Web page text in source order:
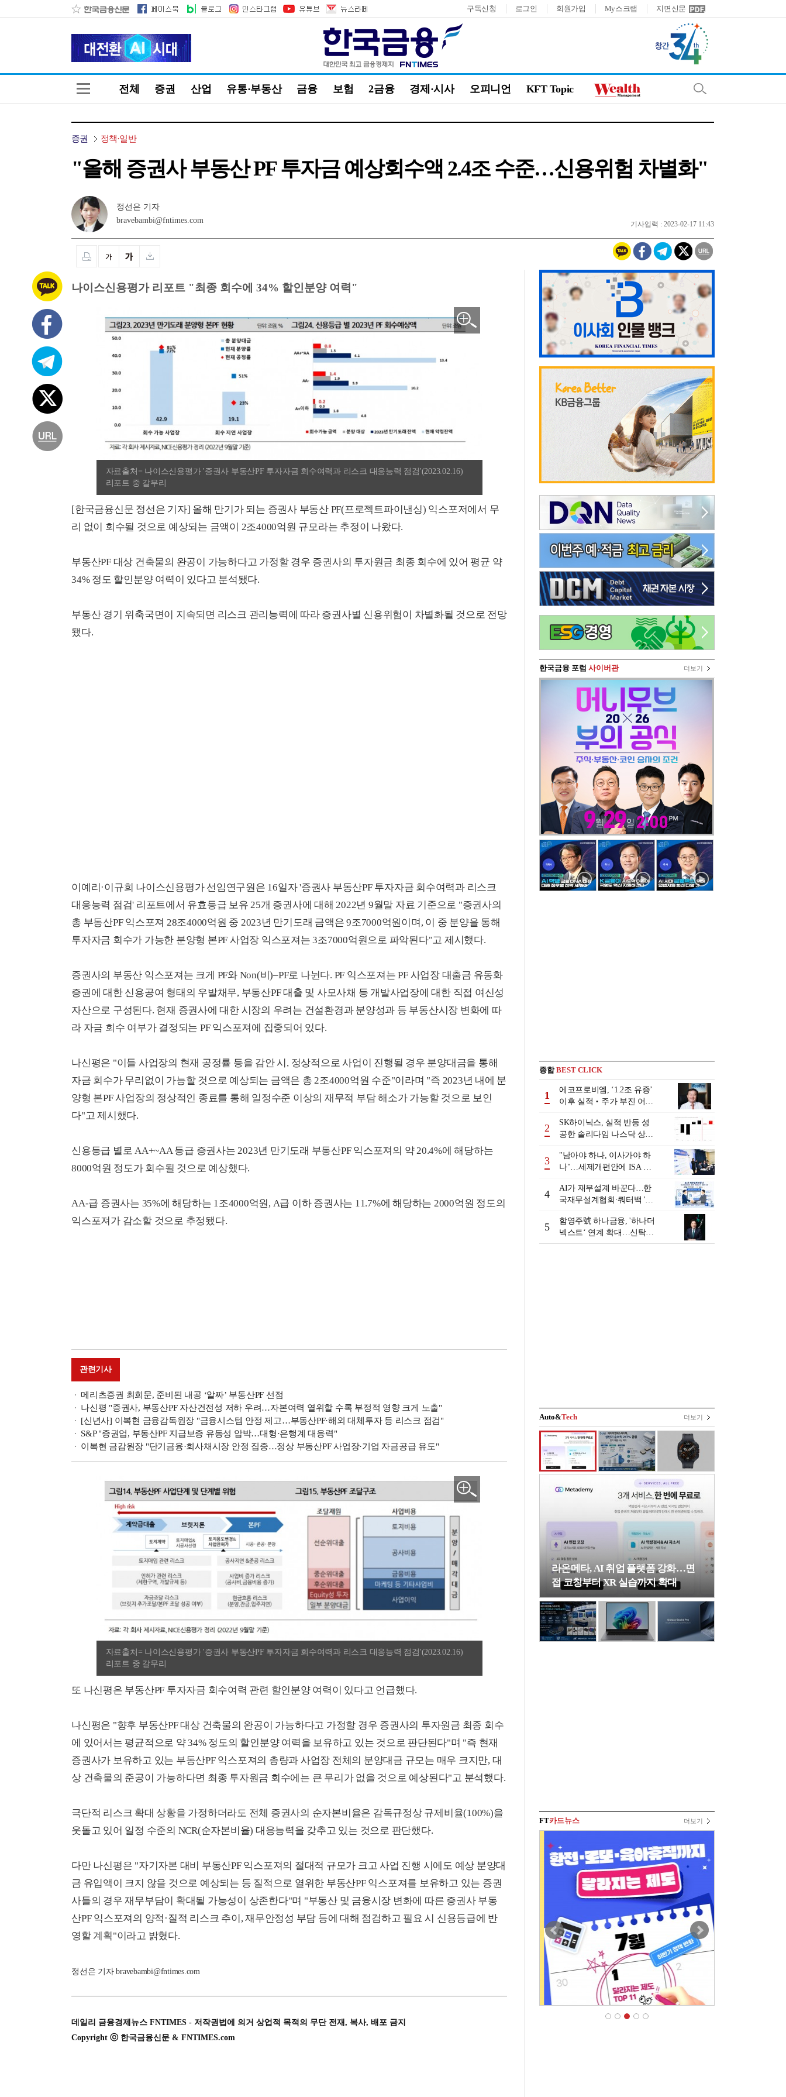
구독신청 로그인 회원가입 My스크랩 지면신문
전체 증권 산업 유통·부동산 금융 보험 2금융 경제·시사 오피니언 KFT Topic
증권 정책·일반
"올해 증권사 부동산 PF 투자금 예상회수액 2.4조 수준…신용위험 차별화"
정선은 기자
bravebambi@fntimes.com
기사입력 : 2023-02-17 11:43
나이스신용평가 리포트 "최종 회수에 34% 할인분양 여력"
자료출처= 나이스신용평가 '증권사 부동산PF 투자자금 회수여력과 리스크 대응능력 점검'(2023.02.16)
리포트 중 갈무리
[한국금융신문 정선은 기자] 올해 만기가 되는 증권사 부동산 PF(프로젝트파이낸싱) 익스포저에서 무
리 없이 회수될 것으로 예상되는 금액이 2조4000억원 규모라는 추정이 나왔다.
부동산PF 대상 건축물의 완공이 가능하다고 가정할 경우 증권사의 투자원금 최종 회수에 있어 평균 약
34% 정도 할인분양 여력이 있다고 분석됐다.
부동산 경기 위축국면이 지속되면 리스크 관리능력에 따라 증권사별 신용위험이 차별화될 것으로 전망
됐다.
이예리·이규희 나이스신용평가 선임연구원은 16일자 '증권사 부동산PF 투자자금 회수여력과 리스크
대응능력 점검' 리포트에서 유효등급 보유 25개 증권사에 대해 2022년 9월말 자료 기준으로 "증권사의
총 부동산PF 익스포져 28조4000억원 중 2023년 만기도래 금액은 9조7000억원이며, 이 중 분양을 통해
투자자금 회수가 가능한 분양형 본PF 사업장 익스포져는 3조7000억원으로 파악된다"고 제시했다.
증권사의 부동산 익스포져는 크게 PF와 Non(비)–PF로 나뉜다. PF 익스포져는 PF 사업장 대출금 유동화
증권에 대한 신용공여 형태의 우발채무, 부동산PF 대출 및 사모사채 등 개발사업장에 대한 직접 여신성
자산으로 구성된다. 현재 증권사에 대한 시장의 우려는 건설환경과 분양성과 등 부동산시장 변화에 따
라 자금 회수 여부가 결정되는 PF 익스포져에 집중되어 있다.
나신평은 "이들 사업장의 현재 공정률 등을 감안 시, 정상적으로 사업이 진행될 경우 분양대금을 통해
자금 회수가 무리없이 가능할 것으로 예상되는 금액은 총 2조4000억원 수준"이라며 "즉 2023년 내에 분
양형 본PF 사업장의 정상적인 종료를 통해 일정수준 이상의 재무적 부담 해소가 가능할 것으로 보인
다"고 제시했다.
신용등급 별로 AA+~AA 등급 증권사는 2023년 만기도래 부동산PF 익스포져의 약 20.4%에 해당하는
8000억원 정도가 회수될 것으로 예상했다.
AA-급 증권사는 35%에 해당하는 1조4000억원, A급 이하 증권사는 11.7%에 해당하는 2000억원 정도의
익스포져가 감소할 것으로 추정됐다.
관련기사
메리츠증권 최희문, 준비된 내공 ‘알짜’ 부동산PF 선점
나신평 "증권사, 부동산PF 자산건전성 저하 우려…자본여력 열위할 수록 부정적 영향 크게 노출"
[신년사] 이복현 금융감독원장 "금융시스템 안정 제고…부동산PF·해외 대체투자 등 리스크 점검"
S&P "증권업, 부동산PF 지급보증 유동성 압박…대형·은행계 대응력"
이복현 금감원장 "단기금융·회사채시장 안정 집중…정상 부동산PF 사업장·기업 자금공급 유도"
자료출처= 나이스신용평가 '증권사 부동산PF 투자자금 회수여력과 리스크 대응능력 점검'(2023.02.16)
리포트 중 갈무리
또 나신평은 부동산PF 투자자금 회수여력 관련 할인분양 여력이 있다고 언급했다.
나신평은 "향후 부동산PF 대상 건축물의 완공이 가능하다고 가정할 경우 증권사의 투자원금 최종 회수
에 있어서는 평균적으로 약 34% 정도의 할인분양 여력을 보유하고 있는 것으로 판단된다"며 "즉 현재
증권사가 보유하고 있는 부동산PF 익스포져의 총량과 사업장 전체의 분양대금 규모는 매우 크지만, 대
상 건축물의 준공이 가능하다면 최종 투자원금 회수에는 큰 무리가 없을 것으로 예상된다"고 분석했다.
극단적 리스크 확대 상황을 가정하더라도 전체 증권사의 순자본비율은 감독규정상 규제비율(100%)을
웃돌고 있어 일정 수준의 NCR(순자본비율) 대응능력을 갖추고 있는 것으로 판단했다.
다만 나신평은 "자기자본 대비 부동산PF 익스포져의 절대적 규모가 크고 사업 진행 시에도 예상 분양대
금 유입액이 크지 않을 것으로 예상되는 등 질적으로 열위한 부동산PF 익스포져를 보유하고 있는 증권
사들의 경우 재무부담이 확대될 가능성이 상존한다"며 "부동산 및 금융시장 변화에 따른 증권사 부동
산PF 익스포져의 양적·질적 리스크 추이, 재무안정성 부담 등에 대해 점검하고 필요 시 신용등급에 반
영할 계획"이라고 밝혔다.
정선은 기자 bravebambi@fntimes.com
데일리 금융경제뉴스 FNTIMES - 저작권법에 의거 상업적 목적의 무단 전재, 복사, 배포 금지
Copyright ⓒ 한국금융신문 & FNTIMES.com
한국금융 포럼 사이버관 더보기
종합BEST CLICK
1
에코프로비엠, ‘1.2조 유증’
이후 실적‧주가 부진 어쩌
2
SK하이닉스, 실적 반등 성
공한 솔리다임 나스닥 상장
3
"남아야 하나, 이사가야 하
나"…세제개편안에 ISA 투
4
AI가 재무설계 바꾼다…한
국재무설계협회·쿼터백 '베
5
함영주號 하나금융, '하나더
넥스트‘ 연계 확대…신탁수
수료 2배 증가 효과 [금융 시
Auto&Tech 더보기
라온메타, AI 취업 플랫폼 강화…면
접 코칭부터 XR 실습까지 확대
FT카드뉴스 더보기